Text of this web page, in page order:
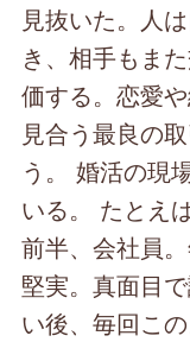
見抜いた。人
き、相手もま
価する。恋愛
見合う最良の
う。 婚活の現
いる。 たとえ
前半、会社員
堅実。真面目
い後、毎回こ